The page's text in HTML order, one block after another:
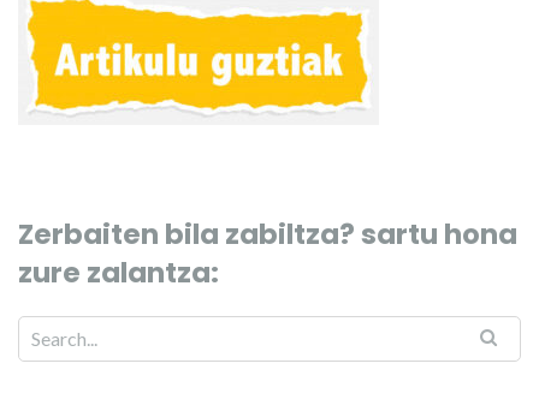
Zerbaiten bila zabiltza? sartu hona
zure zalantza: